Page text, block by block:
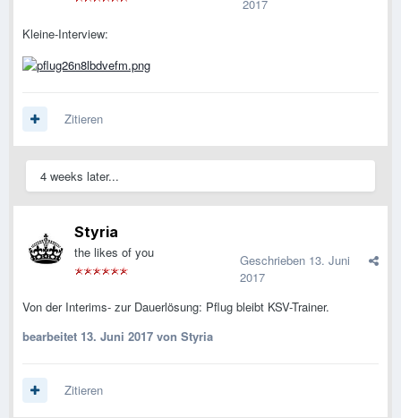
2017
Kleine-Interview:
Zitieren
4 weeks later...
Styria
the likes of you Geschrieben 13. Juni
2017
Von der Interims- zur Dauerlösung: Pflug bleibt KSV-Trainer.
bearbeitet 13. Juni 2017 von Styria
Zitieren